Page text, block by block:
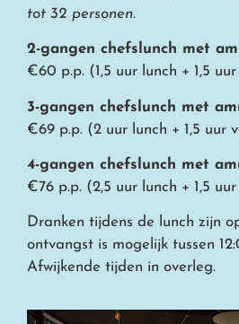
tot 32 personen.
2-gangen chefslunch met
€60 p.p. (1,5 uur lunch + 1,5
3-gangen chefslunch met
€69 p.p. (2 uur lunch + 1,5 uur
4-gangen chefslunch met
€76 p.p. (2,5 uur lunch + 1,5
Dranken tijdens de lunch zijn
ontvangst is mogelijk tussen
Afwijkende tijden in overleg.